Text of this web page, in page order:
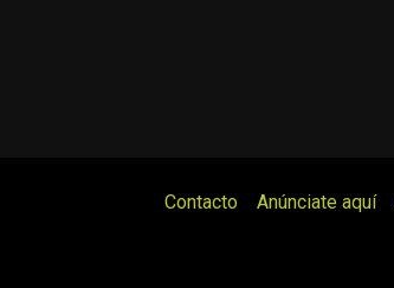
Contacto Anúnciate aquí